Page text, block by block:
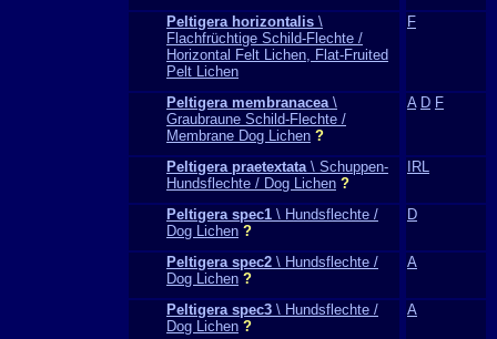
Peltigera horizontalis \
Flachfrüchtige Schild-Flechte /
Horizontal Felt Lichen, Flat-Fruited
Pelt Lichen
F
Peltigera membranacea\
Graubraune Schild-Flechte /
Membrane Dog Lichen ?
A D F
Peltigera praetextata\ Schuppen-
Hundsflechte / Dog Lichen ?
IRL
Peltigera spec1 \ Hundsflechte /
Dog Lichen ?
D
Peltigera spec2 \ Hundsflechte /
Dog Lichen ?
A
Peltigera spec3 \ Hundsflechte /
Dog Lichen ?
A